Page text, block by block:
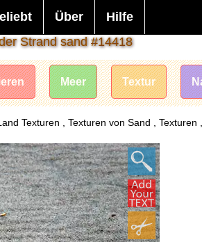
Über
Hilfe
Strand sand #14418
Meer Textur
Texturen , Texturen von Sand , Texturen